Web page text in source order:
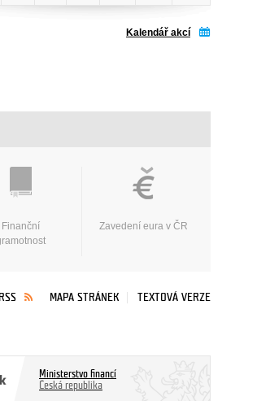
Kalendář akcí
Finanční
Zavedení eura v ČR
MAPA STRÁNEK TEXTOVÁ VERZE
Ministerstvo financí
Česká republika